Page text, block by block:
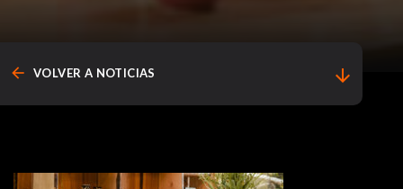
arrow_back VOLVER A NOTICIAS arrow_downward